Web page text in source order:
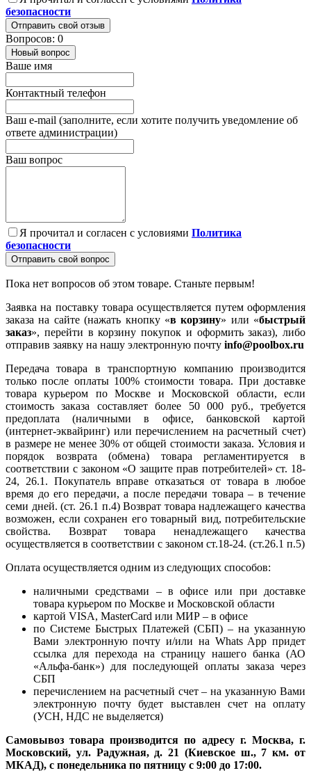
безопасности
Отправить свой отзыв
Вопросов: 0
Новый вопрос
Ваше имя
Контактный телефон
Ваш e-mail (заполните, если хотите получить уведомление об
ответе администрации)
Ваш вопрос
Я прочитал и согласен с условиями Политика
безопасности
Отправить свой вопрос
Пока нет вопросов об этом товаре. Станьте первым!
Заявка на поставку товара осуществляется путем оформления
заказа на сайте (нажать кнопку «в корзину» или «быстрый
заказ», перейти в корзину покупок и оформить заказ), либо
отправив заявку на нашу электронную почту info@poolbox.ru
Передача товара в транспортную компанию производится
только после оплаты 100% стоимости товара. При доставке
товара курьером по Москве и Московской области, если
стоимость заказа составляет более 50 000 руб., требуется
предоплата (наличными в офисе, банковской картой
(интернет-эквайринг) или перечислением на расчетный счет)
в размере не менее 30% от общей стоимости заказа. Условия и
порядок возврата (обмена) товара регламентируется в
соответствии с законом «О защите прав потребителей» ст. 18-
24, 26.1. Покупатель вправе отказаться от товара в любое
время до его передачи, а после передачи товара – в течение
семи дней. (ст. 26.1 п.4) Возврат товара надлежащего качества
возможен, если сохранен его товарный вид, потребительские
свойства. Возврат товара ненадлежащего качества
осуществляется в соответствии с законом ст.18-24. (ст.26.1 п.5)
Оплата осуществляется одним из следующих способов:
наличными средствами – в офисе или при доставке
товара курьером по Москве и Московской области
картой VISA, MasterCard или МИР – в офисе
по Системе Быстрых Платежей (СБП) – на указанную
Вами электронную почту и/или на Whats App придет
ссылка для перехода на страницу нашего банка (АО
«Альфа-банк») для последующей оплаты заказа через
СБП
перечислением на расчетный счет – на указанную Вами
электронную почту будет выставлен счет на оплату
(УСН, НДС не выделяется)
Самовывоз товара производится по адресу г. Москва, г.
Московский, ул. Радужная, д. 21 (Киевское ш., 7 км. от
МКАД), с понедельника по пятницу с 9:00 до 17:00.